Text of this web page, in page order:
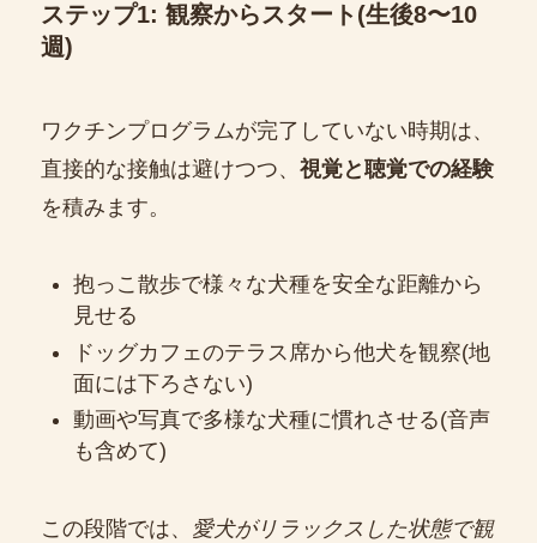
ステップ1: 観察からスタート(生後8〜10
週)
ワクチンプログラムが完了していない時期は、
直接的な接触は避けつつ、 視覚と聴覚での経験
を積みます。
抱っこ散歩で様々な犬種を安全な距離から
見せる
ドッグカフェのテラス席から他犬を観察(地
面には下ろさない)
動画や写真で多様な犬種に慣れさせる(音声
も含めて)
この段階では、 愛犬がリラックスした状態で観